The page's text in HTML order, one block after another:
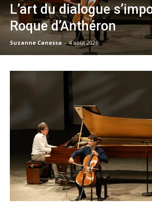
L’art du dialogue
Roque d’Anthéron
Suzanne Canessa - 4 août 2026